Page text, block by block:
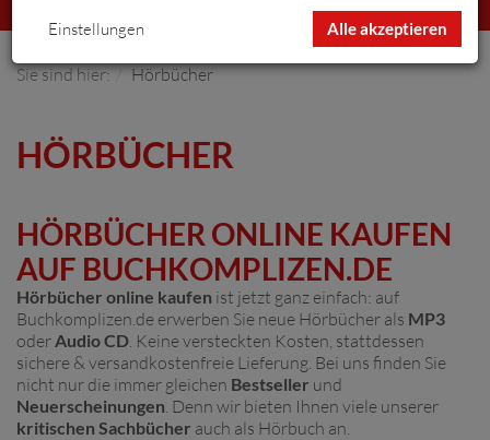
umschalten
Sie sind hier: Hörbücher
HÖRBÜCHER
HÖRBÜCHER ONLINE KAUFEN
AUF BUCHKOMPLIZEN.DE
Hörbücher online kaufen ist jetzt ganz einfach: auf
Buchkomplizen.de erwerben Sie neue Hörbücher als MP3
oderAudio CD . Keine versteckten Kosten, stattdessen
sichere & versandkostenfreie Lieferung. Bei uns finden Sie
nicht nur die immer gleichen Bestseller und
Neuerscheinungen . Denn wir bieten Ihnen viele unserer
kritischen Sachbücher auch als Hörbuch an.
Alle akzeptieren
Einstellungen